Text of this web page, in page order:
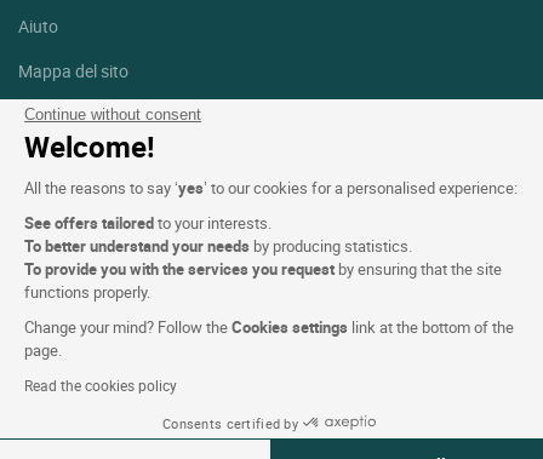
Continue without consent
Welcome!
All the reasons to say ‘yes’ to our cookies for a personalised experience:
See offers tailoredto your interests.
To better understand your needs by producing statistics.
To provide you with the services you request by ensuring that the site
functions properly.
Change your mind? Follow theCookies settings link at the bottom of the
page.
Read the cookies policy
Consents certified by
Aiuto
Mappa del sito
Crediti fotografici
Facebook
Instagram
Linkedin
bySIWAY